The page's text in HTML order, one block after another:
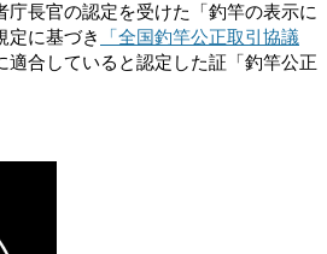
庁長官の認定を受けた「釣竿の表示に
定に基づき
「全国釣竿公正取引協議
適合していると認定した証「釣竿公正